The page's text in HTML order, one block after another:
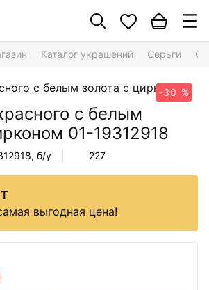
Каталог украшений Серьги
-30 %
с белым
01-19312918
, б/у 227
выгодная цена!